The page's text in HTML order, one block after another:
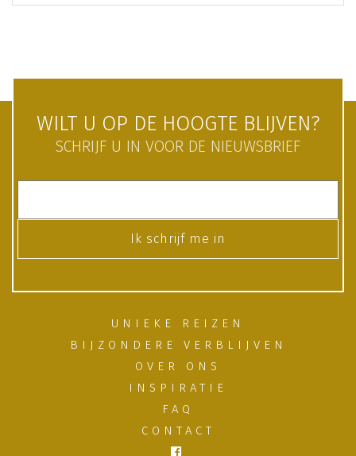
WILT U OP DE HOOGTE BLIJVEN?
SCHRIJF U IN VOOR DE NIEUWSBRIEF
Ik schrijf me in
UNIEKE REIZEN
BIJZONDERE VERBLIJVEN
OVER ONS
INSPIRATIE
FAQ
CONTACT